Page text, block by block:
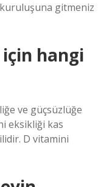
kuruluşuna gitmeniz
hangi
ve güçsüzlüğe
eksikliği kas
D vitamini